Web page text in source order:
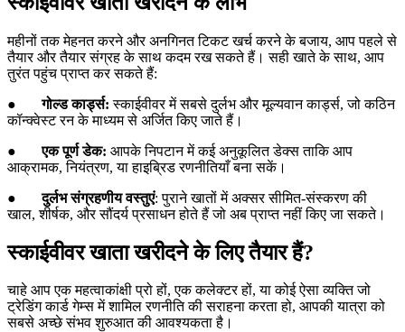
महीनों तक मेहनत करने और अनगिनत टिकट खर्च करने के बजाय, आप पहले से
तैयार और तैयार संग्रह के साथ कदम रख सकते हैं। सही खाते के साथ, आप
तुरंत पहुंच प्राप्त कर सकते हैं:
●गोल्ड कार्ड्स: स्काईवीवर में सबसे दुर्लभ और मूल्यवान कार्ड्स, जो कठिन
कॉन्क्वेस्ट रन के माध्यम से अर्जित किए जाते हैं।
●एक पूर्ण डेक: आपके निपटान में कई अनुकूलित डेक्स ताकि आप
आक्रामक, नियंत्रण, या हाइब्रिड रणनीतियाँ बना सकें।
●दुर्लभ संग्रहणीय वस्तुएं: पुराने खातों में अक्सर सीमित-संस्करण की
खाल, शीर्षक, और सौंदर्य प्रसाधन होते हैं जो अब प्राप्त नहीं किए जा सकते।
स्काईवीवर खाता खरीदने के लिए तैयार हैं?
चाहे आप एक महत्वाकांक्षी प्रो हों, एक कलेक्टर हों, या कोई ऐसा व्यक्ति जो
ट्रेडिंग कार्ड गेम्स में शामिल रणनीति की सराहना करता हो, आपकी यात्रा को
सबसे अच्छे संभव शुरुआत की आवश्यकता है।